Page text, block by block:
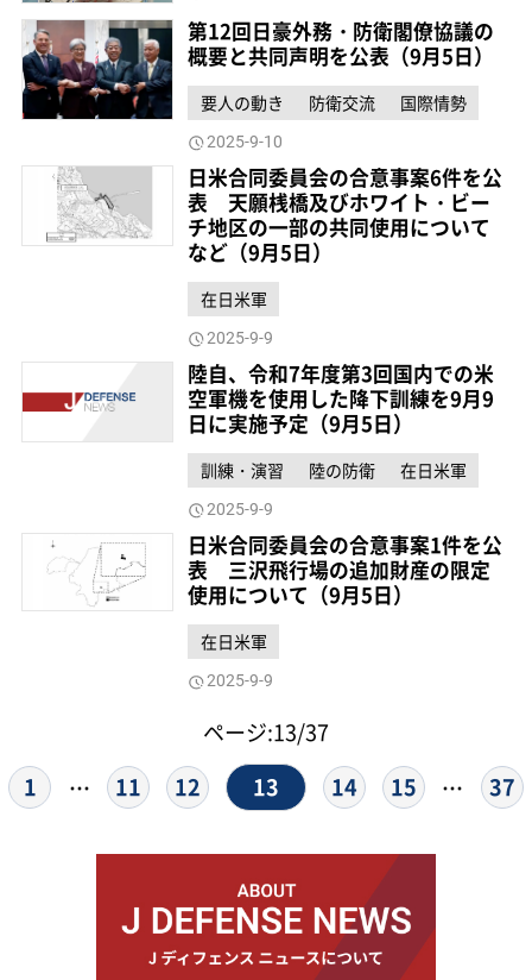
第12回日豪外務・防衛閣僚協議の
概要と共同声明を公表（9月5日）
要人の動き 防衛交流 国際情勢
2025-9-10
日米合同委員会の合意事案6件を公
表 天願桟橋及びホワイト・ビー
チ地区の一部の共同使用について
など（9月5日）
在日米軍
2025-9-9
陸自、令和7年度第3回国内での米
空軍機を使用した降下訓練を9月9
日に実施予定（9月5日）
訓練・演習 陸の防衛 在日米軍
2025-9-9
日米合同委員会の合意事案1件を公
表 三沢飛行場の追加財産の限定
使用について（9月5日）
在日米軍
2025-9-9
ページ:13/37
1
… 11 12 13 14 15 … 37